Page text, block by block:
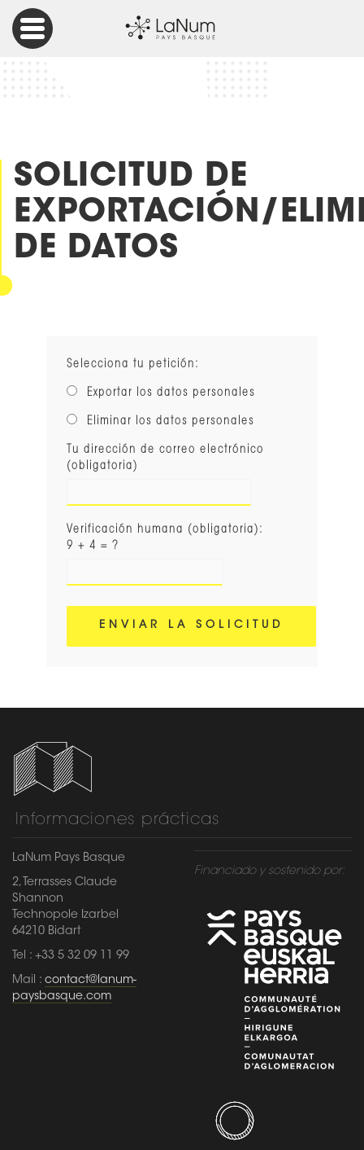
Accueil Solicitud de exportación/eliminación de datos
SOLICITUD DE
EXPORTACIÓN/
DE DATOS
Selecciona tu petición:
Exportar los datos personales
Eliminar los datos personales
Tu dirección de correo electrónico
(obligatoria)
Verificación humana (obligatoria):
9 + 4 = ?
Informaciones prácticas
LaNum Pays Basque
2, Terrasses Claude
Shannon
Technopole Izarbel
64210 Bidart
Tel : +33 5 32 09 11 99
Mail : contact@lanum-
paysbasque.com
Financiado y sostenido por: